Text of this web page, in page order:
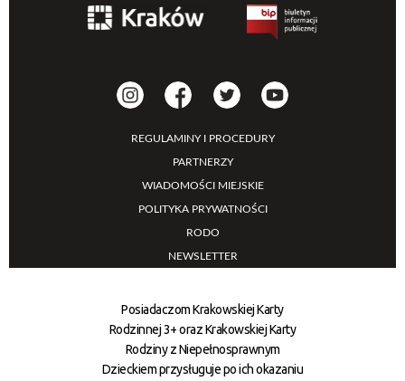
REGULAMINY I PROCEDURY
PARTNERZY
WIADOMOŚCI MIEJSKIE
POLITYKA PRYWATNOŚCI
RODO
NEWSLETTER
Posiadaczom Krakowskiej Karty
Rodzinnej 3+ oraz Krakowskiej Karty
Rodziny z Niepełnosprawnym
Dzieckiem przysługuje po ich okazaniu